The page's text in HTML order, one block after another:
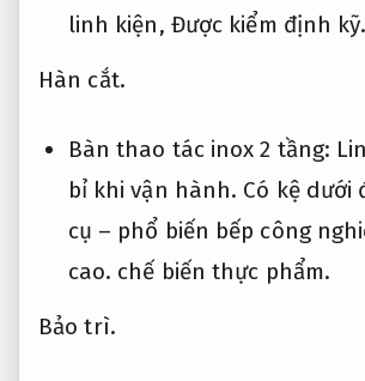
linh kiện, Được kiểm định kỹ.
Hàn cắt.
Bàn thao tác inox 2 tầng:
bỉ khi vận hành. Có kệ dưới
cụ – phổ biến bếp công
cao. chế biến thực phẩm.
Bảo trì.